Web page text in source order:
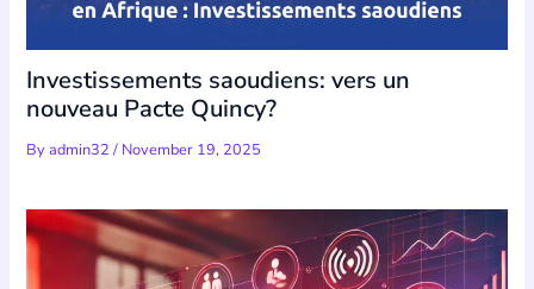
Investissements saoudiens: vers un
nouveau Pacte Quincy?
Byadmin32/ November 19, 2025